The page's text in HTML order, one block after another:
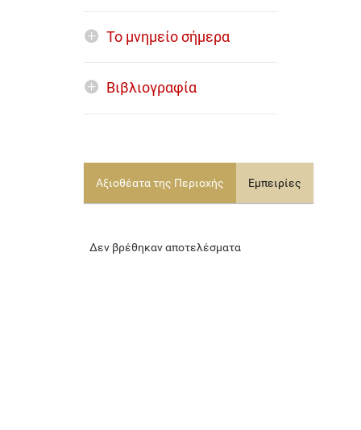
Το μνημείο σήμερα
Βιβλιογραφία
Αξιοθέατα της Περιοχής Εμπειρίες
Δεν βρέθηκαν αποτελέσματα